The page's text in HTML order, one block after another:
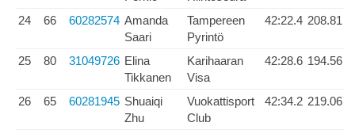
24
66 60282574 Amanda
Saari
Tampereen
Pyrintö
42:22.4 208.81
25 80 31049726 Elina
Tikkanen
Karihaaran
Visa
42:28.6 194.56
26 65 60281945 Shuaiqi
Zhu
Vuokattisport
Club
42:34.2 219.06